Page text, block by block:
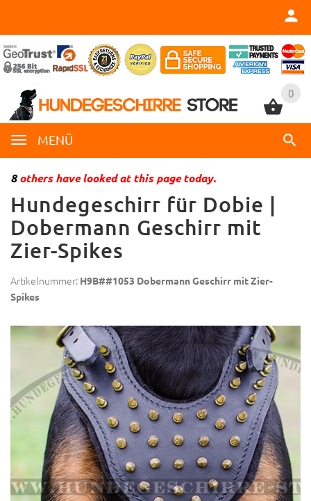
0
MENÜ
0
8others have looked at this page today.
Hundegeschirr für Dobie |
Dobermann Geschirr mit
Zier-Spikes
Artikelnummer: H9B##1053 Dobermann Geschirr mit Zier-
Spikes